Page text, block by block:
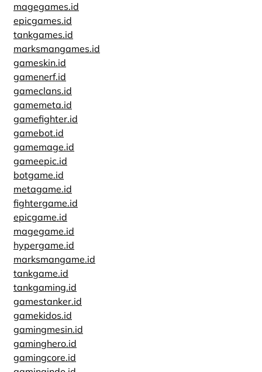
magegames.id
epicgames.id
tankgames.id
marksmangames.id
gameskin.id
gamenerf.id
gameclans.id
gamemeta.id
gamefighter.id
gamebot.id
gamemage.id
gameepic.id
botgame.id
metagame.id
fightergame.id
epicgame.id
magegame.id
hypergame.id
marksmangame.id
tankgame.id
tankgaming.id
gamestanker.id
gamekidos.id
gamingmesin.id
gaminghero.id
gamingcore.id